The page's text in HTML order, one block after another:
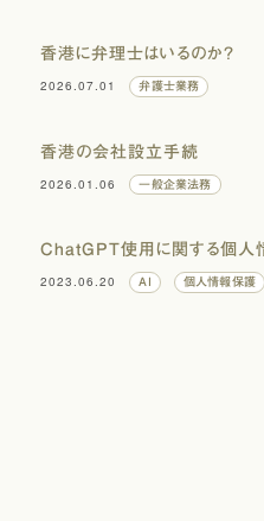
香港に弁理士はいるのか？
2026.07.01
弁護士業務
香港の会社設立手続
2026.01.06
一般企業法務
ChatGPT使用に関する個人
2023.06.20
AI 個人情報保護